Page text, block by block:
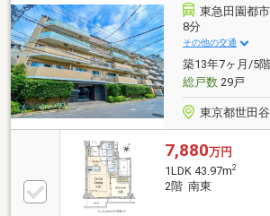
す。それぞれのご家族にあう価値
す。まずはお気軽に現地をご覧下さ
認事項、ご見学希望のお客様は下記
さい。お問合せ先：0120-127-511い
おります。
東急田園都
8分
その他の交通
築13年7ヶ月/5
総戸数29戸
東京都世田
7,880万円
1LDK 43.97m2
2階 南東